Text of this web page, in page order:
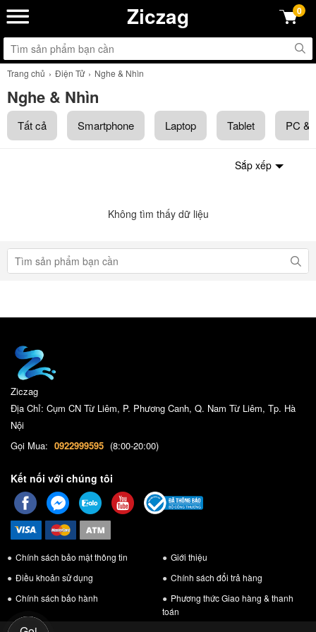
Ziczag 0
Trang chủ Điện Tử Nghe & Nhìn
Nghe & Nhìn
Tất cả Smartphone Laptop Tablet PC &
Sắp xếp
Không tìm thấy dữ liệu
Ziczag
Địa Chỉ: Cụm CN Từ Liêm, P. Phương Canh, Q. Nam Từ Liêm, Tp. Hà
Nội
Gọi Mua: 0922999595 (8:00-20:00)
Kết nối với chúng tôi
Chính sách bảo mật thông tin
Giới thiệu
Điều khoản sử dụng
Chính sách đổi trả hàng
Chính sách bảo hành
Phương thức Giao hàng & thanh
toán